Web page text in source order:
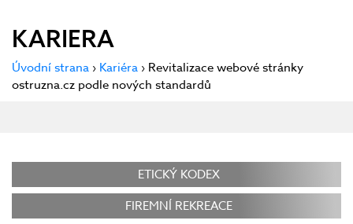
KARIERA
Úvodní strana › Kariéra › Revitalizace webové stránky
ostruzna.cz podle nových standardů
ETICKÝ KODEX
FIREMNÍ REKREACE